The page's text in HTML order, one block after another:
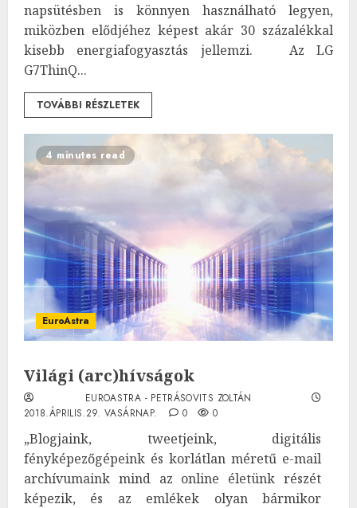
napsütésben is könnyen használható legyen,
miközben elődjéhez képest akár 30 százalékkal
kisebb energiafogyasztás jellemzi. Az LG
G7ThinQ...
TOVÁBBI RÉSZLETEK
4 minutes read
EuroAstra
Világi (arc)hívságok
EUROASTRA - PETRÁSOVITS ZOLTÁN
2018.ÁPRILIS.29. VASÁRNAP.
0 0
„Blogjaink, tweetjeink, digitális
fényképezőgépeink és korlátlan méretű e-mail
archívumaink mind az online életünk részét
képezik, és az emlékek olyan bármikor